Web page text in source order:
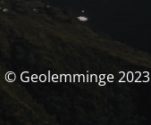
© Geolemminge 2023